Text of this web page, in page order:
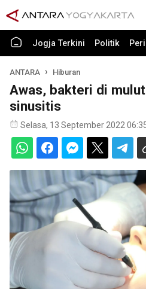
Jogja Terkini Politik
ANTARA Hiburan
Awas, bakteri di
sinusitis
Selasa, 13 September 2022